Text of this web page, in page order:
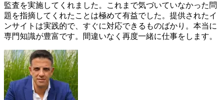
監査を実施してくれました。これまで気づいていなかった問
題を指摘してくれたことは極めて有益でした。提供されたイ
ンサイトは実践的で、すぐに対応できるものばかり。本当に
専門知識が豊富です。間違いなく再度一緒に仕事をします。